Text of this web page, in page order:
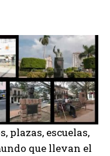
plazas, escuelas,
que llevan el